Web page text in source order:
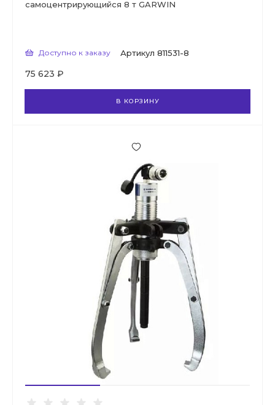
самоцентрирующийся 8 т GARWIN
Доступно к заказу Артикул 811531-8
75 623 ₽
В КОРЗИНУ